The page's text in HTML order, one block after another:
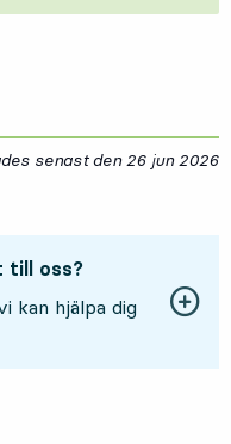
senast den 26 jun 2026
till oss?
kan hjälpa dig